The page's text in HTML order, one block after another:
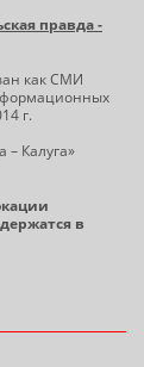
правда -
как СМИ
г.
– Калуга»
в